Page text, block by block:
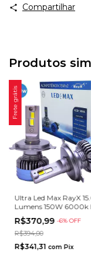
Compartilhar
Produtos
Frete grátis
Ultra Led Max RayX
Lumens 150W 6000k
12V 24V
R$370,99 -6% OFF
R$394,00
R$341,31 com Pix